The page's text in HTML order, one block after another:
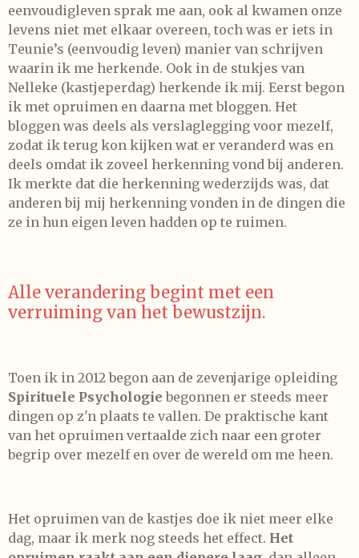
eenvoudigleven sprak me aan, ook al kwamen onze
levens niet met elkaar overeen, toch was er iets in
Teunie’s (eenvoudig leven) manier van schrijven
waarin ik me herkende. Ook in de stukjes van
Nelleke (kastjeperdag) herkende ik mij. Eerst begon
ik met opruimen en daarna met bloggen. Het
bloggen was deels als verslaglegging voor mezelf,
zodat ik terug kon kijken wat er veranderd was en
deels omdat ik zoveel herkenning vond bij anderen.
Ik merkte dat die herkenning wederzijds was, dat
anderen bij mij herkenning vonden in de dingen die
ze in hun eigen leven hadden op te ruimen.
Alle verandering begint met een
verruiming van het bewustzijn.
Toen ik in 2012 begon aan de zevenjarige opleiding
Spirituele Psychologiebegonnen er steeds meer
dingen op z'n plaats te vallen. De praktische kant
van het opruimen vertaalde zich naar een groter
begrip over mezelf en over de wereld om me heen.
Het opruimen van de kastjes doe ik niet meer elke
dag, maar ik merk nog steeds het effect. Het